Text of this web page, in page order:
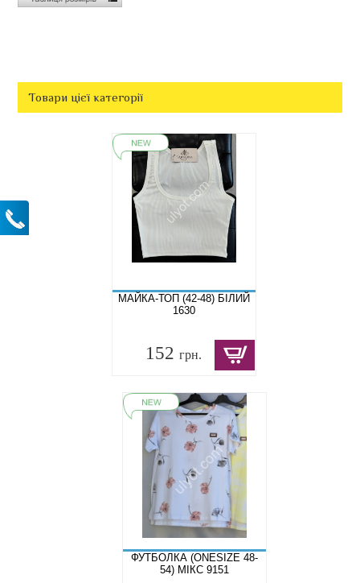
Товари цієї категорії
МАЙКА-ТОП (42-48) БІЛИЙ
1630
152 грн.
ФУТБОЛКА (ONESIZE 48-
54) МІКС 9151